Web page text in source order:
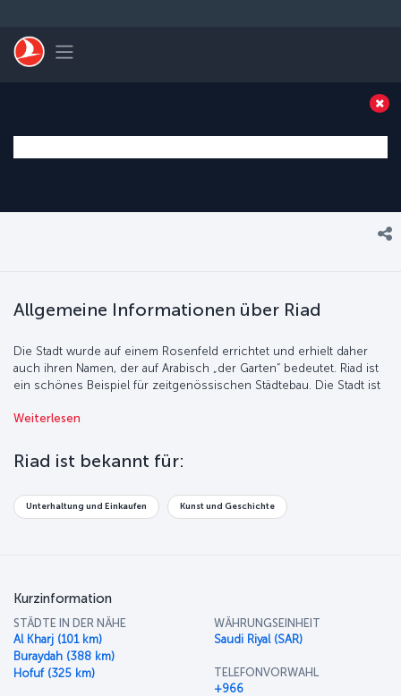
Toggle navigation
Allgemeine Informationen über Riad
Die Stadt wurde auf einem Rosenfeld errichtet und erhielt daher
auch ihren Namen, der auf Arabisch „der Garten“ bedeutet. Riad ist
ein schönes Beispiel für zeitgenössischen Städtebau. Die Stadt ist
Lebensstandard bietet Ihnen ein unvergessliches Urlaubserlebnis!
Weiterlesen
Riad ist bekannt für:
Unterhaltung und Einkaufen Kunst und Geschichte
Kurzinformation
STÄDTE IN DER NÄHE
Al Kharj (101 km)
Buraydah (388 km)
Hofuf (325 km)
WÄHRUNGSEINHEIT
Saudi Riyal (SAR)
TELEFONVORWAHL
+966